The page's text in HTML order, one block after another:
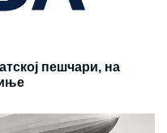
пешчари, на